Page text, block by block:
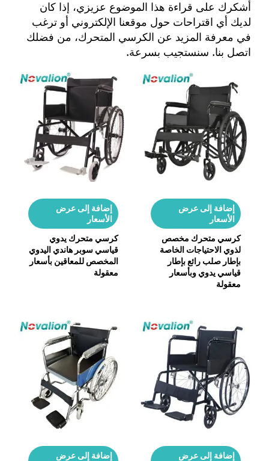
أشكرك على قراءة هذا الموضوع عزيزي، إذا كان
لديك أي اقتراحات حولموقعنا الإلكترونيأو ترغب
في معرفة المزيد عن الكرسي المتحرك، من فضلك
اتصل بنا. سنستجيب بسرعة.
إضافة إلى عرض
الأسعار
كرسي متحرك مخصص
لذوي الاحتياجات الخاصة
بإطار صلب رائع بإطار
قياسي يدوي وبأسعار
معقولة
إضافة إلى عرض
الأسعار
كرسي متحرك يدوي
قياسي سوبر هاندي اليدوي
المخصص للمعاقين بأسعار
معقولة
إضافة إلى عرض
إضافة إلى عرض